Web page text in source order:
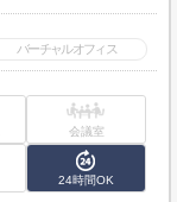
バーチャルオフィス
会議室
24時間OK